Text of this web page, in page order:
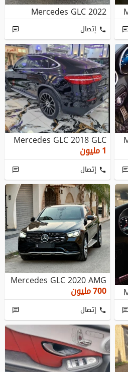
Mercedes GLC 2022
إتصال
Mercedes GLC 2018 GLC
1مليون
إتصال
Mercedes GLC 2020 AMG
700مليون
إتصال